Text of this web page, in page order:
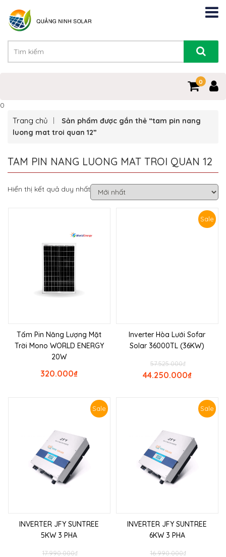
0
0
Trang chủ
Sản phẩm được gắn thẻ “tam pin nang
luong mat troi quan 12”
TAM PIN NANG LUONG MAT TROI QUAN 12
Hiển thị kết quả duy nhất
Tấm Pin Năng Lượng Mặt
Trời Mono WORLD ENERGY
20W
₫
320.000
Sale
Inverter Hòa Lưới Sofar
Solar 36000TL (36KW)
₫
57.525.000
₫
44.250.000
Sale
INVERTER JFY SUNTREE
5KW 3 PHA
₫
17.990.000
Sale
INVERTER JFY SUNTREE
6KW 3 PHA
₫
16.990.000